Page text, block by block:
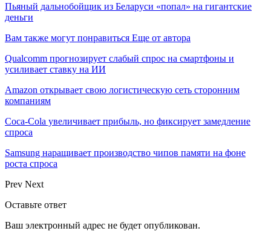
Пьяный дальнобойщик из Беларуси «попал» на гигантские
деньги
Вам также могут понравиться Еще от автора
Qualcomm прогнозирует слабый спрос на смартфоны и
усиливает ставку на ИИ
Amazon открывает свою логистическую сеть сторонним
компаниям
Coca-Cola увеличивает прибыль, но фиксирует замедление
спроса
Samsung наращивает производство чипов памяти на фоне
роста спроса
Prev Next
Оставьте ответ
Ваш электронный адрес не будет опубликован.